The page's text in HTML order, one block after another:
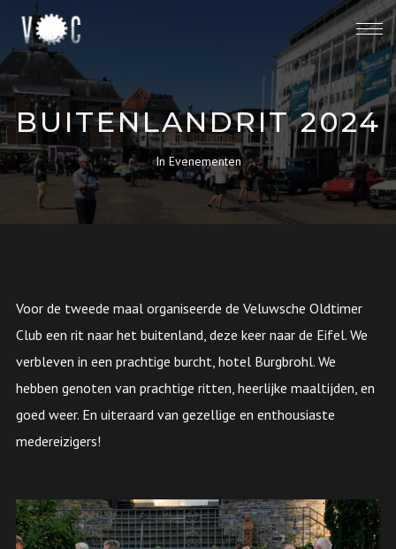
BUITENLANDRIT 2024
In Evenementen
Voor de tweede maal organiseerde de Veluwsche Oldtimer
Club een rit naar het buitenland, deze keer naar de Eifel. We
verbleven in een prachtige burcht, hotel Burgbrohl. We
hebben genoten van prachtige ritten, heerlijke maaltijden, en
goed weer. En uiteraard van gezellige en enthousiaste
medereizigers!